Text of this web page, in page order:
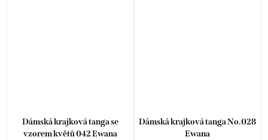
Dámská krajková tanga se
vzorem květů 042 Ewana
Dámská krajková tanga No.028
Ewana